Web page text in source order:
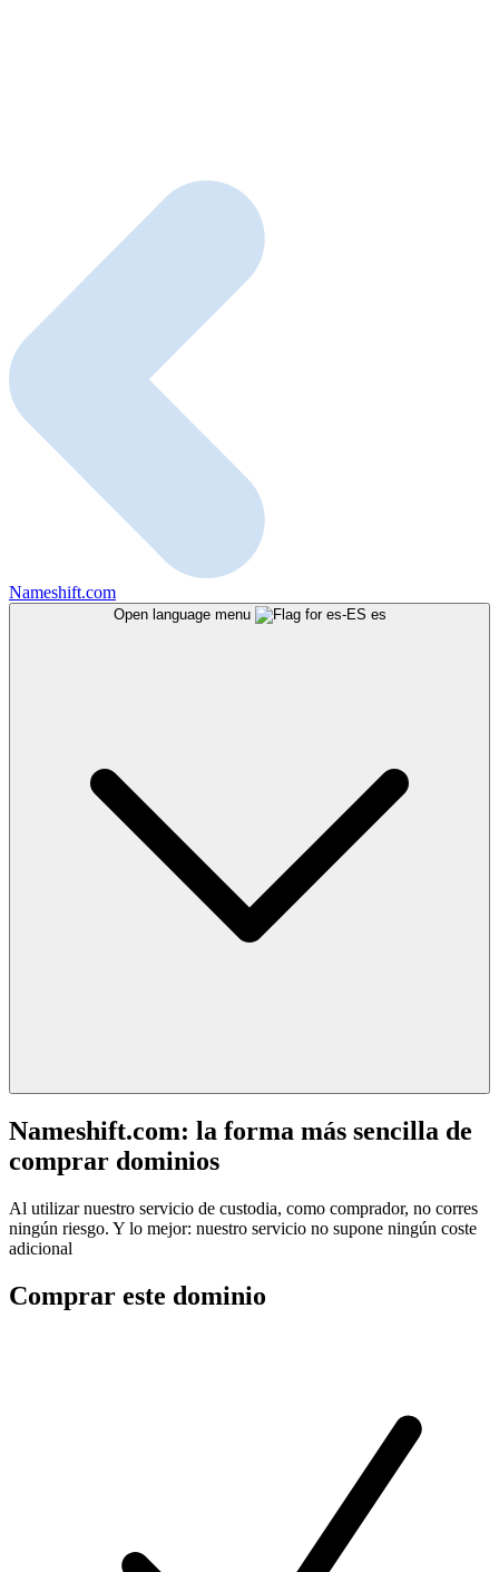
Nameshift.com
Open language menu es
Nameshift.com: la forma más sencilla de
comprar dominios
Al utilizar nuestro servicio de custodia, como comprador, no corres
ningún riesgo. Y lo mejor: nuestro servicio no supone ningún coste
adicional
Comprar este dominio